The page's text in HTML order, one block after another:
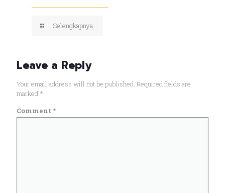
Selengkapnya
Leave a Reply
Your email address will not be published. Required fields are
marked *
Comment *